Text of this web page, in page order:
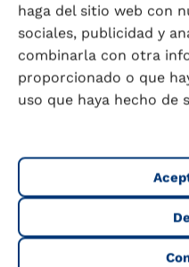
haga del sitio web con
sociales, publicidad y
combinarla con otra
proporcionado o que
uso que haya hecho de
Además, las
incompletas: un
alimento, el 46,5%
prácticamente
que combinan los
fruta). Asimismo, el
consumen
como bollería, al
semana.